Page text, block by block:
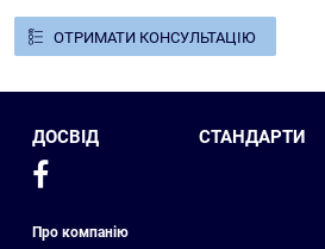
ОТРИМАТИ КОНСУЛЬТАЦІЮ
ДОСВІД СТАНДАРТИ
Про компанію